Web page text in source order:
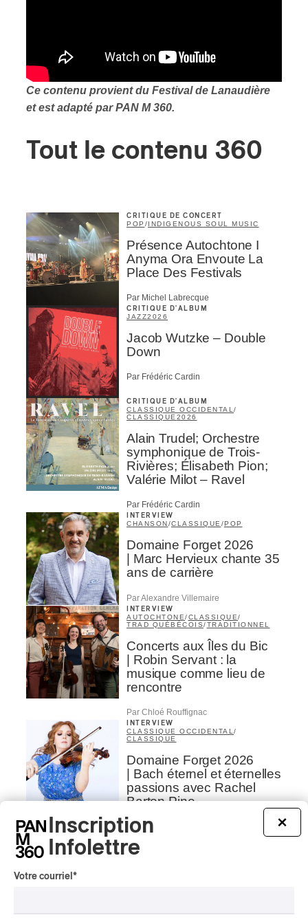
Ce contenu provient du Festival de Lanaudière
et est adapté par PAN M 360.
Tout le contenu 360
CRITIQUE DE CONCERT
POP /INDIGENOUS SOUL MUSIC
Présence Autochtone I
Anyma Ora Envoute La
Place Des Festivals
Par Michel Labrecque
CRITIQUE D'ALBUM
JAZZ2026
Jacob Wutzke – Double
Down
Par Frédéric Cardin
CRITIQUE D'ALBUM
CLASSIQUE OCCIDENTAL /
CLASSIQUE 2026
Alain Trudel; Orchestre
symphonique de Trois-
Rivières; Élisabeth Pion;
Valérie Milot – Ravel
Par Frédéric Cardin
INTERVIEW
CHANSON /CLASSIQUE/POP
Domaine Forget 2026
| Marc Hervieux chante 35
ans de carrière
Par Alexandre Villemaire
INTERVIEW
AUTOCHTONE/CLASSIQUE/
TRAD QUÉBÉCOIS/TRADITIONNEL
Concerts aux Îles du Bic
| Robin Servant : la
musique comme lieu de
rencontre
Par Chloé Rouffignac
INTERVIEW
CLASSIQUE OCCIDENTAL/
CLASSIQUE
Domaine Forget 2026
| Bach éternel et éternelles
passions avec Rachel
Barton Pine
Par Alexandre Villemaire
CLASSIQUE OCCIDENTAL
CLASSIQUE
d’exceptions
×
Inscription
Infolettre
Votre courriel *